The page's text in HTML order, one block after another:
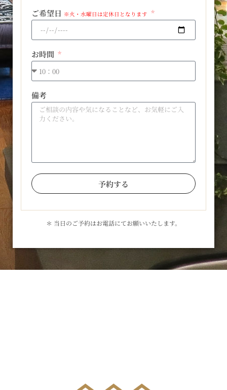
ご希望日 ※火・水曜日は定休日となります
お時間
備考
予約する
＊ 当日のご予約はお電話にてお願いいたします。